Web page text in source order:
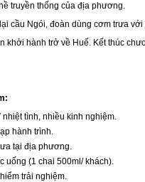
truyền thống của địa phương.
cầu Ngói, đoàn dùng cơm trưa
khởi hành trở về Huế. Kết thúc
nhiệt tình, nhiều kinh nghiệm.
hành trình.
tại địa phương.
uống (1 chai 500ml/ khách).
trải nghiệm.